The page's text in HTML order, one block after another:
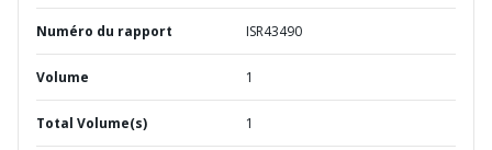
Numéro du rapport ISR43490
Volume 1
Total Volume(s) 1